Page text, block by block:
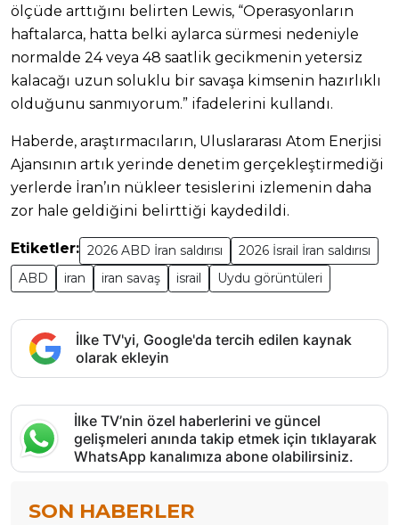
ölçüde arttığını belirten Lewis, “Operasyonların
haftalarca, hatta belki aylarca sürmesi nedeniyle
normalde 24 veya 48 saatlik gecikmenin yetersiz
kalacağı uzun soluklu bir savaşa kimsenin hazırlıklı
olduğunu sanmıyorum.” ifadelerini kullandı.
Haberde, araştırmacıların, Uluslararası Atom Enerjisi
Ajansının artık yerinde denetim gerçekleştirmediği
yerlerde İran’ın nükleer tesislerini izlemenin daha
zor hale geldiğini belirttiği kaydedildi.
Etiketler: 2026 ABD İran saldırısı
2026 İsrail İran saldırısı
ABD
iran iran savaş israil Uydu görüntüleri
İlke TV'yi, Google'da tercih edilen kaynak
olarak ekleyin
İlke TV’nin özel haberlerini ve güncel
gelişmeleri anında takip etmek için tıklayarak
WhatsApp kanalımıza abone olabilirsiniz.
SON HABERLER